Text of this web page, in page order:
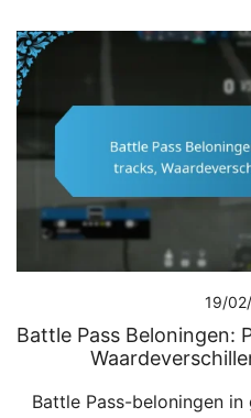
19/
Battle Pass Beloningen:
Battle Pass-beloningen